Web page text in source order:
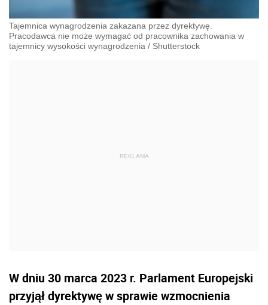
Tajemnica wynagrodzenia zakazana przez dyrektywę.
Pracodawca nie może wymagać od pracownika zachowania w
tajemnicy wysokości wynagrodzenia / Shutterstock
W dniu 30 marca 2023 r. Parlament Europejski
przyjął dyrektywęw sprawie wzmocnienia